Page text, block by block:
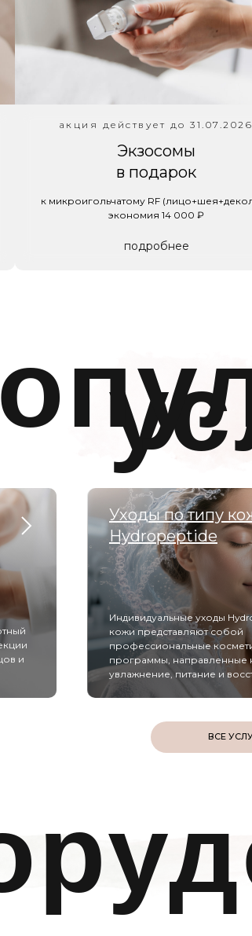
акция действует до 31.07.2026
Экзосомы
в подарок
к микроигольчатому RF
экономия 14 000 ₽
подробнее
ВСЕ
Индивидуальные уходы
кожи представляют собой
профессиональные
программы, направленные
увлажнение, питание и
Уходы по типу
Hydropeptide
и